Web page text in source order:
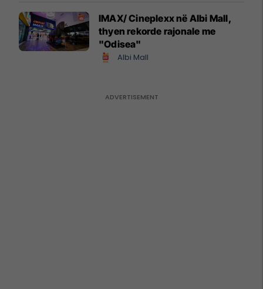
IMAX/ Cineplexx në Albi Mall,
thyen rekorde rajonale me
"Odisea"
Albi Mall